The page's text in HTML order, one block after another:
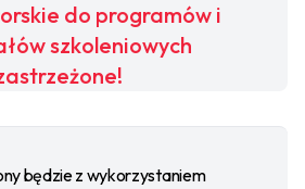
do programów i
szkoleniowych
będzie z wykorzystaniem